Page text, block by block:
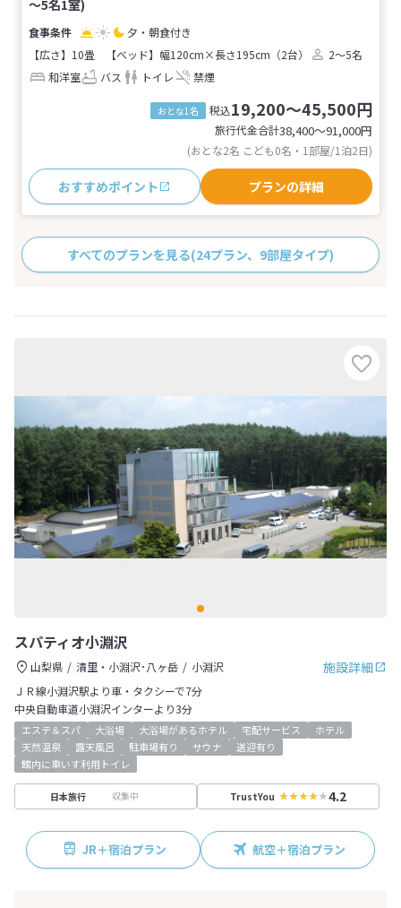
～5名1室)
夕・朝食付き
【広さ】10畳
【ベッド】幅120cm×長さ195cm（2台）
2～5名
和洋室
バス トイレ 禁煙
おとな1名 税込19,200～45,500円
旅行代金合計38,400〜91,000円
(おとな2名 こども0名・1部屋/1泊2日)
おすすめポイント プランの詳細
すべてのプランを見る(24プラン、9部屋タイプ)
スパティオ小淵沢
施設詳細
山梨県 清里・小淵沢･八ヶ岳
小淵沢
ＪＲ線小淵沢駅より車・タクシーで7分
中央自動車道小淵沢インターより3分
エステ＆スパ 大浴場 大浴場があるホテル 宅配サービス
ホテル
天然温泉
露天風呂 駐車場有り サウナ
送迎有り
館内に車いす利用トイレ
日本旅行 収集中 TrustYou 4.2
JR＋宿泊プラン 航空＋宿泊プラン